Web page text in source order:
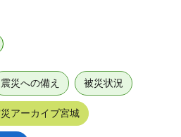
震災への備え 被災状況
アーカイブ宮城